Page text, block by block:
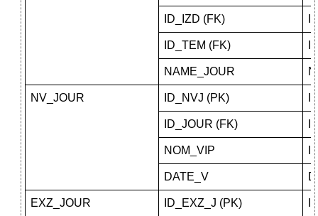
ID_IZD (FK)
ID_TEM (FK)
NAME_JOUR
NV_JOUR ID_NVJ (PK)
ID_JOUR (FK)
NOM_VIP
DATE_V
EXZ_JOUR ID_EXZ_J (PK)